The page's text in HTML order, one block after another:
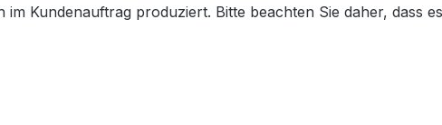
Kundenauftrag produziert. Bitte beachten Sie daher, dass